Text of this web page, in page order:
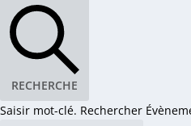
RECHERCHE
Saisir mot-clé. Rechercher